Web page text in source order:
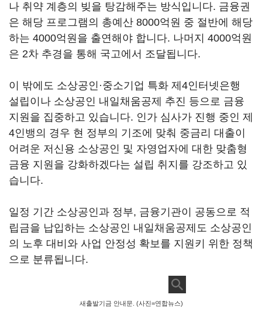
나 취약 계층의 빚을 탕감해주는 방식입니다. 금융권
은 해당 프로그램의 총예산 8000억원 중 절반에 해당
하는 4000억원을 출연해야 합니다. 나머지 4000억원
은 2차 추경을 통해 국고에서 조달됩니다.
이 밖에도 소상공인·중소기업 특화 제4인터넷은행
설립이나 소상공인 내일채움공제 추진 등으로 금융
지원을 집중하고 있습니다. 인가 심사가 진행 중인 제
4인뱅의 경우 현 정부의 기조에 맞춰 중금리 대출이
어려운 저신용 소상공인 및 자영업자에 대한 맞춤형
금융 지원을 강화하겠다는 설립 취지를 강조하고 있
습니다.
일정 기간 소상공인과 정부, 금융기관이 공동으로 적
립금을 납입하는 소상공인 내일채움공제도 소상공인
의 노후 대비와 사업 안정성 확보를 지원키 위한 정책
으로 분류됩니다.
새출발기금 안내문. (사진=연합뉴스)